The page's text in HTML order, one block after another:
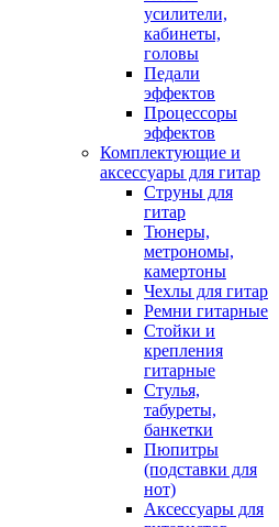
усилители,
кабинеты,
головы
Педали
эффектов
Процессоры
эффектов
Комплектующие и
аксессуары для гитар
Струны для
гитар
Тюнеры,
метрономы,
камертоны
Чехлы для гитар
Ремни гитарные
Стойки и
крепления
гитарные
Стулья,
табуреты,
банкетки
Пюпитры
(подставки для
нот)
Аксессуары для